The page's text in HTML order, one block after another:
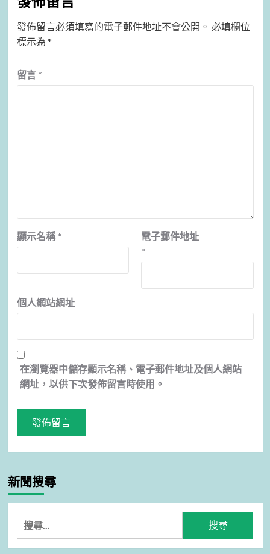
發佈留言必須填寫的電子郵件地址不會公開。 必填欄位
標示為 *
留言 *
顯示名稱 *
電子郵件地址
*
個人網站網址
在瀏覽器中儲存顯示名稱、電子郵件地址及個人網站
網址，以供下次發佈留言時使用。
新聞搜尋
搜
尋
關